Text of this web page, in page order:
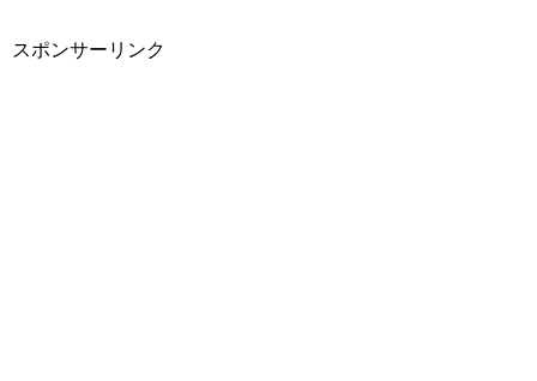
スポンサーリンク